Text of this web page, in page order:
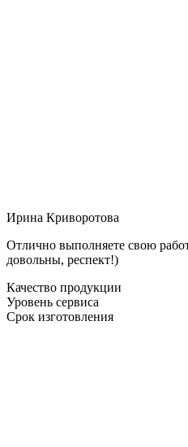
Ирина Криворотова
Отлично выполняете свою
довольны, респект!)
Качество продукции
Уровень сервиса
Срок изготовления